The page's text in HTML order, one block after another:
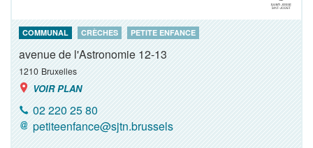
COMMUNAL CRÈCHES PETITE ENFANCE
avenue de l'Astronomie 12-13
1210 Bruxelles
VOIR PLAN
02 220 25 80
petiteenfance@sjtn.brussels